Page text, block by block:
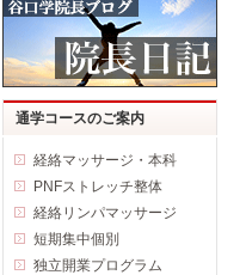
通学コースのご案内
経絡マッサージ・本科
PNFストレッチ整体
経絡リンパマッサージ
短期集中個別
独立開業プログラム